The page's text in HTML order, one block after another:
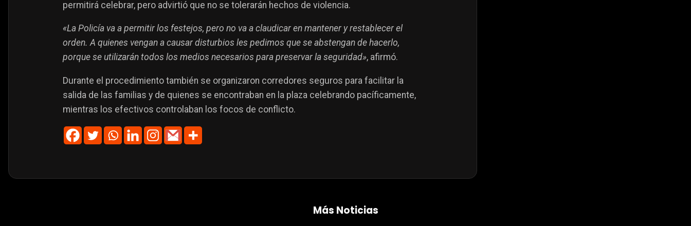
permitirá celebrar, pero advirtió que no se tolerarán hechos de violencia.
«La Policía va a permitir los festejos, pero no va a claudicar en mantener y restablecer el
orden. A quienes vengan a causar disturbios les pedimos que se abstengan de hacerlo,
porque se utilizarán todos los medios necesarios para preservar la seguridad», afirmó.
Durante el procedimiento también se organizaron corredores seguros para facilitar la
salida de las familias y de quienes se encontraban en la plaza celebrando pacíficamente,
mientras los efectivos controlaban los focos de conflicto.
Más Noticias